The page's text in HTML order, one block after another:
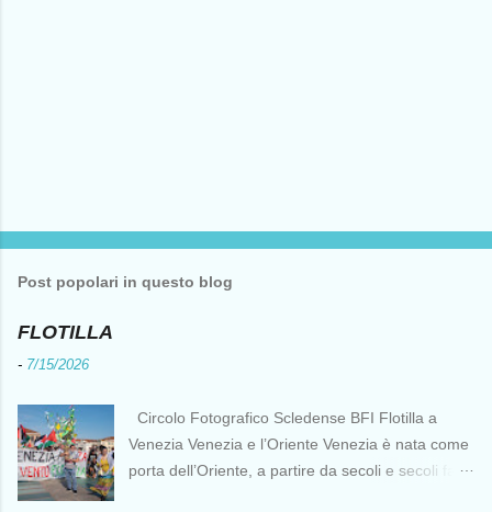
Post popolari in questo blog
FLOTILLA
- 7/15/2026
Circolo Fotografico Scledense BFI Flotilla a
Venezia Venezia e l’Oriente Venezia è nata come
porta dell’Oriente, a partire da secoli e secoli fa ai